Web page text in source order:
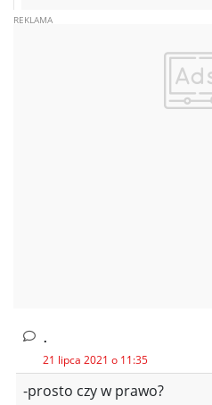
.
21 lipca 2021 o 11:35
-prosto czy w prawo?